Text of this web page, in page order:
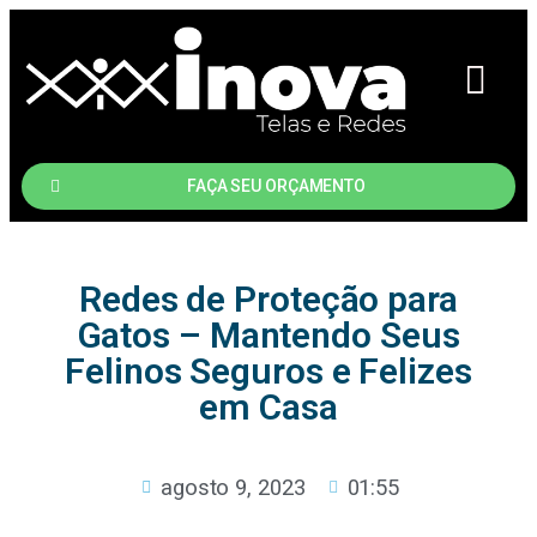
FAÇA SEU ORÇAMENTO
Redes de Proteção para
Gatos – Mantendo Seus
Felinos Seguros e Felizes
em Casa
agosto 9, 2023 01:55